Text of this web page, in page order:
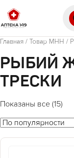
Главная / Товар МНН /
РЫБИЙ
ТРЕСКИ
Показаны все (15)